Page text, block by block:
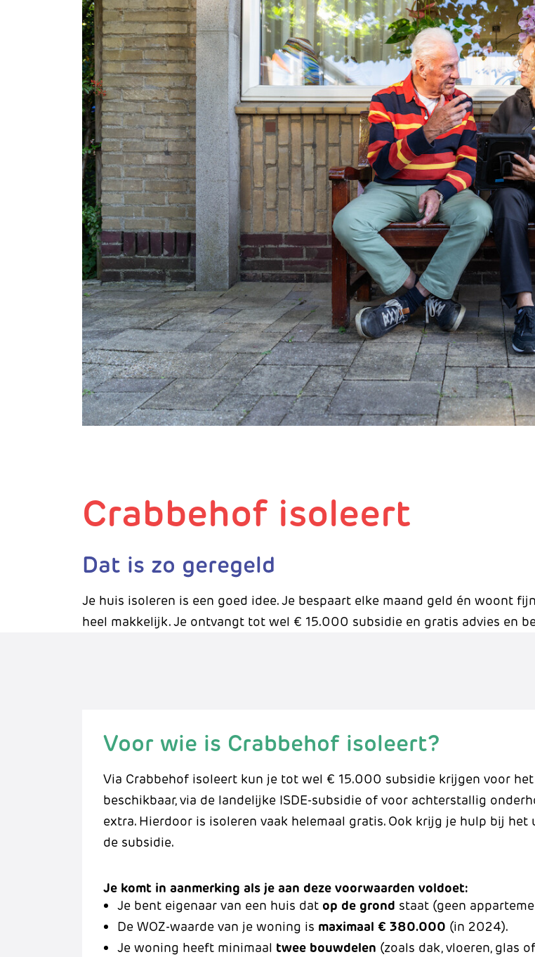
Crabbehof isoleert
Dat is zo geregeld
Je huis isoleren is een goed idee. Je bespaart elke maand geld én woont
heel makkelijk. Je ontvangt tot wel € 15.000 subsidie en gratis advies en
Voor wie is Crabbehof isoleert?
Via Crabbehof isoleert kun je tot wel € 15.000 subsidie krijgen voor
beschikbaar, via de landelijke ISDE-subsidie of voor achterstallig
extra. Hierdoor is isoleren vaak helemaal gratis. Ook krijg je hulp bij
de subsidie.
Je komt in aanmerking als je aan deze voorwaarden voldoet:
Je bent eigenaar van een huis dat op de grond staat (geen
De WOZ-waarde van je woning is maximaal € 380.000 (in 2024).
Je woning heeft minimaal twee bouwdelen (zoals dak, vloeren, glas